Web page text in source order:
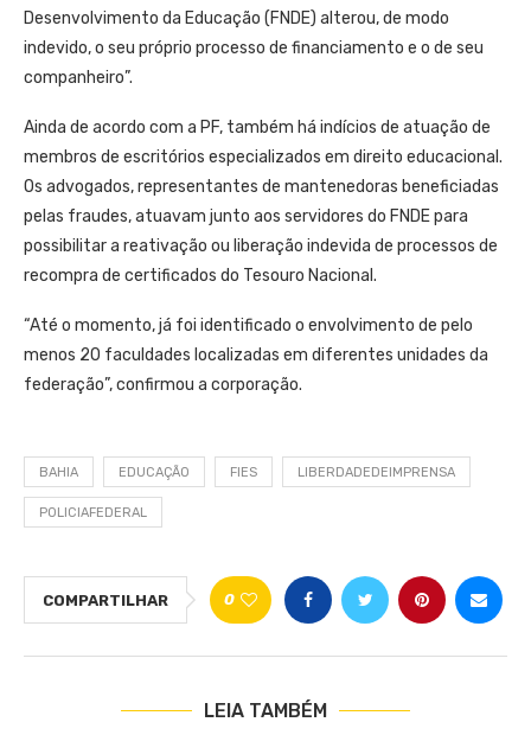
Desenvolvimento da Educação (FNDE) alterou, de modo
indevido, o seu próprio processo de financiamento e o de seu
companheiro”.
Ainda de acordo com a PF, também há indícios de atuação de
membros de escritórios especializados em direito educacional.
Os advogados, representantes de mantenedoras beneficiadas
pelas fraudes, atuavam junto aos servidores do FNDE para
possibilitar a reativação ou liberação indevida de processos de
recompra de certificados do Tesouro Nacional.
“Até o momento, já foi identificado o envolvimento de pelo
menos 20 faculdades localizadas em diferentes unidades da
federação”, confirmou a corporação.
BAHIA EDUCAÇÃO FIES LIBERDADEDEIMPRENSA
POLICIAFEDERAL
COMPARTILHAR 0
LEIA TAMBÉM